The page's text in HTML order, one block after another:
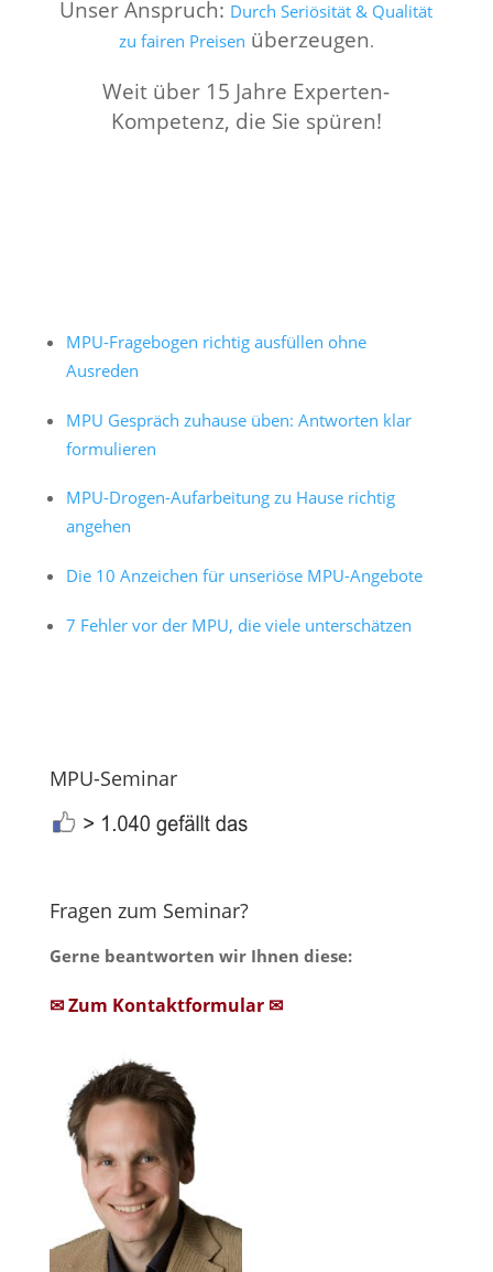
Unser Anspruch: Durch Seriösität & Qualität
zu fairen Preisen überzeugen.
Weit über 15 Jahre Experten-
Kompetenz, die Sie spüren!
MPU-Fragebogen richtig ausfüllen ohne
Ausreden
MPU Gespräch zuhause üben: Antworten klar
formulieren
MPU-Drogen-Aufarbeitung zu Hause richtig
angehen
Die 10 Anzeichen für unseriöse MPU-Angebote
7 Fehler vor der MPU, die viele unterschätzen
MPU-Seminar
Fragen zum Seminar?
Gerne beantworten wir Ihnen diese:
✉ Zum Kontaktformular ✉